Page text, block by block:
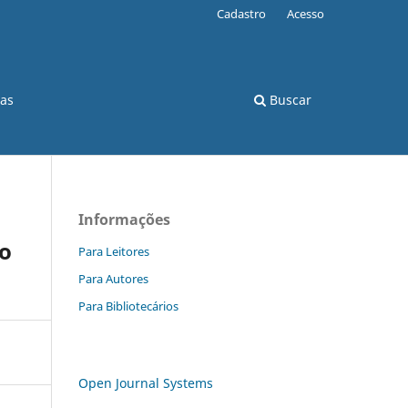
Buscar
Cadastro Acesso
Informações
Para Leitores
Para Autores
Para Bibliotecários
Open Journal Systems